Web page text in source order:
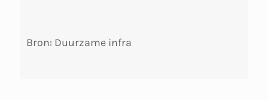
Bron: Duurzame infra